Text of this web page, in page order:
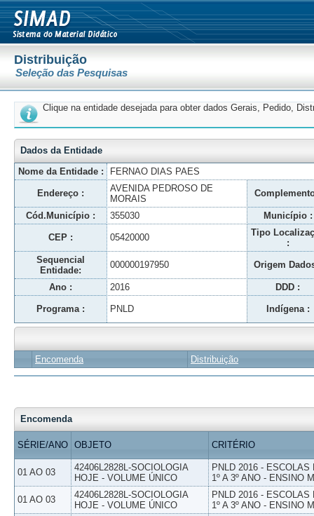
Distribuição
Seleção das Pesquisas
Clique na entidade desejada para obter dados Gerais, Pedido,
Dados da Entidade
Nome da Entidade :
FERNAO DIAS PAES
Endereço :
AVENIDA PEDROSO DE
MORAIS
Cód.Município : 355030 Município :
CEP : 05420000
Tipo
:
Sequencial
Entidade:
000000197950 Origem
Ano : 2016 DDD :
Programa : PNLD Indígena :
Encomenda Distribuição
Encomenda
SÉRIE/ANO OBJETO CRITÉRIO
01 AO 03
42406L2828L-SOCIOLOGIA
HOJE - VOLUME ÚNICO
PNLD 2016 -
1º A 3º ANO - ENSINO
01 AO 03
42406L2828L-SOCIOLOGIA
HOJE - VOLUME ÚNICO
PNLD 2016 -
1º A 3º ANO - ENSINO